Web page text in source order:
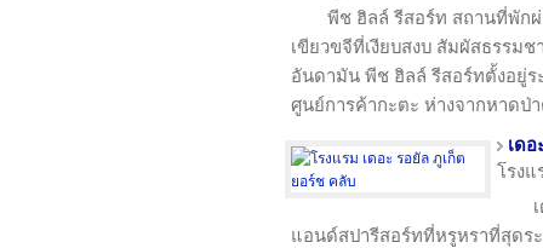
พีช ฮิลล์ รีสอร์ท สถานที่พัก
เขียวขจีที่เงียบสงบ สัมผัสธรรม
อันดามัน พีช ฮิลล์ รีสอร์ทตั้งอยู่ร
ศูนย์การค้ากะตะ ห่างจากหาดป่
เด
โรง
แอนด์สปารีสอร์ทที่หรูหราที่สุดร